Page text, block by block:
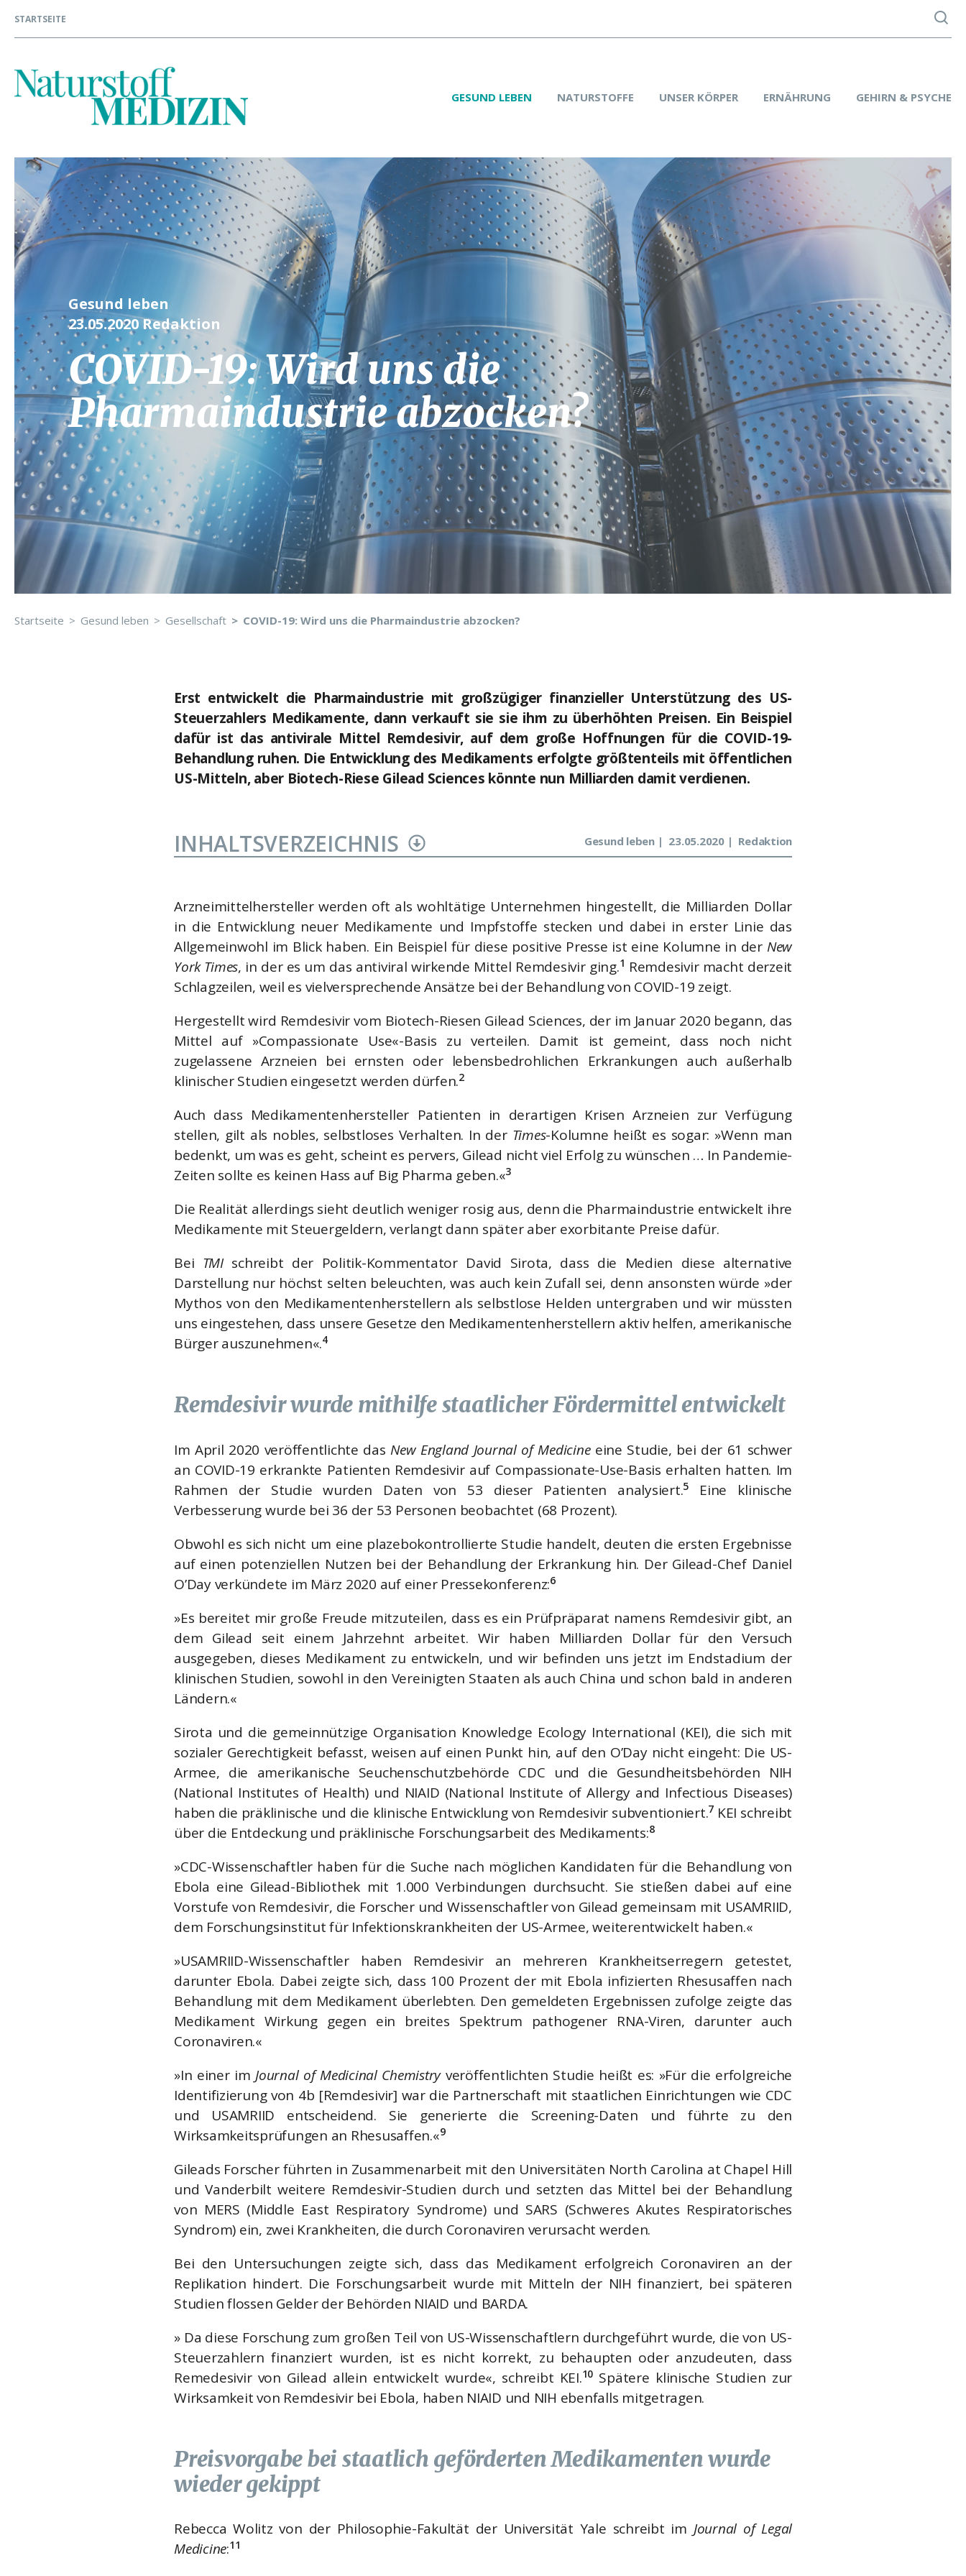
STARTSEITE
GESUND LEBEN NATURSTOFFE UNSER KÖRPER ERNÄHRUNG GEHIRN & PSYCHE
Gesund leben
23.05.2020Redaktion
COVID-19: Wird uns die
Pharmaindustrie abzocken?
Startseite Gesund leben Gesellschaft COVID-19: Wird uns die Pharmaindustrie abzocken?
Erst entwickelt die Pharmaindustrie mit großzügiger finanzieller Unterstützung des US-
Steuerzahlers Medikamente, dann verkauft sie sie ihm zu überhöhten Preisen. Ein Beispiel
dafür ist das antivirale Mittel Remdesivir, auf dem große Hoffnungen für die COVID-19-
Behandlung ruhen. Die Entwicklung des Medikaments erfolgte größtenteils mit öffentlichen
US-Mitteln, aber Biotech-Riese Gilead Sciences könnte nun Milliarden damit verdienen.
Gesund leben 23.05.2020 Redaktion
INHALTSVERZEICHNIS
Arzneimittelhersteller werden oft als wohltätige Unternehmen hingestellt, die Milliarden Dollar
in die Entwicklung neuer Medikamente und Impfstoffe stecken und dabei in erster Linie das
Allgemeinwohl im Blick haben. Ein Beispiel für diese positive Presse ist eine Kolumne in der New
York Times, in der es um das antiviral wirkende Mittel Remdesivir ging.1 Remdesivir macht derzeit
Schlagzeilen, weil es vielversprechende Ansätze bei der Behandlung von COVID-19 zeigt.
Hergestellt wird Remdesivir vom Biotech-Riesen Gilead Sciences, der im Januar 2020 begann, das
Mittel auf »Compassionate Use«-Basis zu verteilen. Damit ist gemeint, dass noch nicht
zugelassene Arzneien bei ernsten oder lebensbedrohlichen Erkrankungen auch außerhalb
klinischer Studien eingesetzt werden dürfen.2
Auch dass Medikamentenhersteller Patienten in derartigen Krisen Arzneien zur Verfügung
stellen, gilt als nobles, selbstloses Verhalten. In der Times-Kolumne heißt es sogar: »Wenn man
bedenkt, um was es geht, scheint es pervers, Gilead nicht viel Erfolg zu wünschen … In Pandemie-
Zeiten sollte es keinen Hass auf Big Pharma geben.«3
Die Realität allerdings sieht deutlich weniger rosig aus, denn die Pharmaindustrie entwickelt ihre
Medikamente mit Steuergeldern, verlangt dann später aber exorbitante Preise dafür.
Bei TMI schreibt der Politik-Kommentator David Sirota, dass die Medien diese alternative
Darstellung nur höchst selten beleuchten, was auch kein Zufall sei, denn ansonsten würde »der
Mythos von den Medikamentenherstellern als selbstlose Helden untergraben und wir müssten
uns eingestehen, dass unsere Gesetze den Medikamentenherstellern aktiv helfen, amerikanische
Bürger auszunehmen«.4
Remdesivir wurde mithilfe staatlicher Fördermittel entwickelt
Im April 2020 veröffentlichte dasNew England Journal of Medicineeine Studie, bei der 61 schwer
an COVID-19 erkrankte Patienten Remdesivir auf Compassionate-Use-Basis erhalten hatten. Im
Rahmen der Studie wurden Daten von 53 dieser Patienten analysiert.5
Eine klinische
Verbesserung wurde bei 36 der 53 Personen beobachtet (68 Prozent).
Obwohl es sich nicht um eine plazebokontrollierte Studie handelt, deuten die ersten Ergebnisse
auf einen potenziellen Nutzen bei der Behandlung der Erkrankung hin. Der Gilead-Chef Daniel
O’Day verkündete im März 2020 auf einer Pressekonferenz:6
»Es bereitet mir große Freude mitzuteilen, dass es ein Prüfpräparat namens Remdesivir gibt, an
dem Gilead seit einem Jahrzehnt arbeitet. Wir haben Milliarden Dollar für den Versuch
ausgegeben, dieses Medikament zu entwickeln, und wir befinden uns jetzt im Endstadium der
klinischen Studien, sowohl in den Vereinigten Staaten als auch China und schon bald in anderen
Ländern.«
Sirota und die gemeinnützige Organisation Knowledge Ecology International (KEI), die sich mit
sozialer Gerechtigkeit befasst, weisen auf einen Punkt hin, auf den O’Day nicht eingeht: Die US-
Armee, die amerikanische Seuchenschutzbehörde CDC und die Gesundheitsbehörden NIH
(National Institutes of Health) und NIAID (National Institute of Allergy and Infectious Diseases)
haben die präklinische und die klinische Entwicklung von Remdesivir subventioniert.7 KEI schreibt
über die Entdeckung und präklinische Forschungsarbeit des Medikaments:8
»CDC-Wissenschaftler haben für die Suche nach möglichen Kandidaten für die Behandlung von
Ebola eine Gilead-Bibliothek mit 1.000 Verbindungen durchsucht. Sie stießen dabei auf eine
Vorstufe von Remdesivir, die Forscher und Wissenschaftler von Gilead gemeinsam mit USAMRIID,
dem Forschungsinstitut für Infektionskrankheiten der US-Armee, weiterentwickelt haben.«
»USAMRIID-Wissenschaftler haben Remdesivir an mehreren Krankheitserregern getestet,
darunter Ebola. Dabei zeigte sich, dass 100 Prozent der mit Ebola infizierten Rhesusaffen nach
Behandlung mit dem Medikament überlebten. Den gemeldeten Ergebnissen zufolge zeigte das
Medikament Wirkung gegen ein breites Spektrum pathogener RNA-Viren, darunter auch
Coronaviren.«
»In einer imJournal of Medicinal Chemistryveröffentlichten Studie heißt es: »Für die erfolgreiche
Identifizierung von 4b [Remdesivir] war die Partnerschaft mit staatlichen Einrichtungen wie CDC
und USAMRIID entscheidend. Sie generierte die Screening-Daten und führte zu den
Wirksamkeitsprüfungen an Rhesusaffen.«9
Gileads Forscher führten in Zusammenarbeit mit den Universitäten North Carolina at Chapel Hill
und Vanderbilt weitere Remdesivir-Studien durch und setzten das Mittel bei der Behandlung
von MERS (Middle East Respiratory Syndrome) und SARS (Schweres Akutes Respiratorisches
Syndrom) ein, zwei Krankheiten, die durch Coronaviren verursacht werden.
Bei den Untersuchungen zeigte sich, dass das Medikament erfolgreich Coronaviren an der
Replikation hindert. Die Forschungsarbeit wurde mit Mitteln der NIH finanziert, bei späteren
Studien flossen Gelder der Behörden NIAID und BARDA.
» Da diese Forschung zum großen Teil von US-Wissenschaftlern durchgeführt wurde, die von US-
Steuerzahlern finanziert wurden, ist es nicht korrekt, zu behaupten oder anzudeuten, dass
Remedesivir von Gilead allein entwickelt wurde«, schreibt KEI.10 Spätere klinische Studien zur
Wirksamkeit von Remdesivir bei Ebola, haben NIAID und NIH ebenfalls mitgetragen.
Preisvorgabe bei staatlich geförderten Medikamenten wurde
wieder gekippt
Rebecca Wolitz von der Philosophie-Fakultät der Universität Yale schreibt im Journal of Legal
Medicine:11